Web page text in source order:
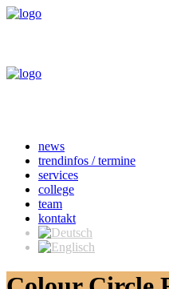
news
trendinfos / termine
services
college
team
kontakt